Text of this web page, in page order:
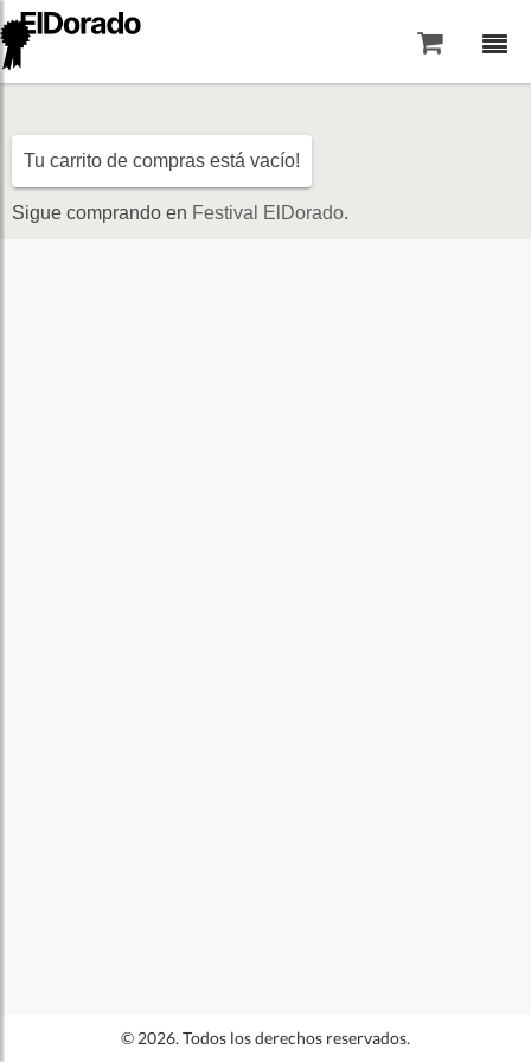
Saltar al contenido
Tu carrito de compras está vacío!
Sigue comprando en Festival ElDorado.
© 2026. Todos los derechos reservados.